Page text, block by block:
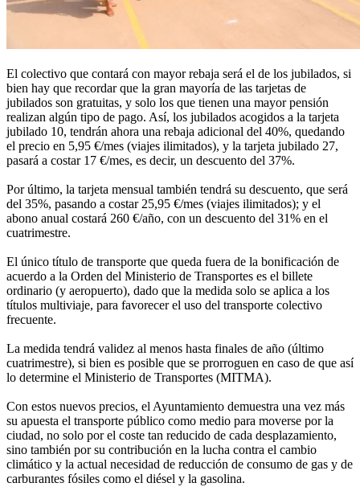
El colectivo que contará con mayor rebaja será el de los jubilados, si
bien hay que recordar que la gran mayoría de las tarjetas de
jubilados son gratuitas, y solo los que tienen una mayor pensión
realizan algún tipo de pago. Así, los jubilados acogidos a la tarjeta
jubilado 10, tendrán ahora una rebaja adicional del 40%, quedando
el precio en 5,95 €/mes (viajes ilimitados), y la tarjeta jubilado 27,
pasará a costar 17 €/mes, es decir, un descuento del 37%.
Por último, la tarjeta mensual también tendrá su descuento, que será
del 35%, pasando a costar 25,95 €/mes (viajes ilimitados); y el
abono anual costará 260 €/año, con un descuento del 31% en el
cuatrimestre.
El único título de transporte que queda fuera de la bonificación de
acuerdo a la Orden del Ministerio de Transportes es el billete
ordinario (y aeropuerto), dado que la medida solo se aplica a los
títulos multiviaje, para favorecer el uso del transporte colectivo
frecuente.
La medida tendrá validez al menos hasta finales de año (último
cuatrimestre), si bien es posible que se prorroguen en caso de que así
lo determine el Ministerio de Transportes (MITMA).
Con estos nuevos precios, el Ayuntamiento demuestra una vez más
su apuesta el transporte público como medio para moverse por la
ciudad, no solo por el coste tan reducido de cada desplazamiento,
sino también por su contribución en la lucha contra el cambio
climático y la actual necesidad de reducción de consumo de gas y de
carburantes fósiles como el diésel y la gasolina.